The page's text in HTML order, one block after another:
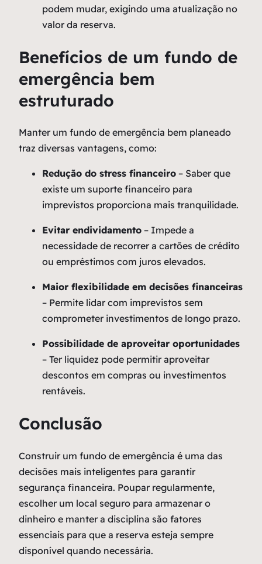
podem mudar, exigindo uma atualização no
valor da reserva.
Benefícios de um fundo de
emergência bem
estruturado
Manter um fundo de emergência bem planeado
traz diversas vantagens, como:
Redução do stress financeiro – Saber que
existe um suporte financeiro para
imprevistos proporciona mais tranquilidade.
Evitar endividamento – Impede a
necessidade de recorrer a cartões de crédito
ou empréstimos com juros elevados.
Maior flexibilidade em decisões financeiras
– Permite lidar com imprevistos sem
comprometer investimentos de longo prazo.
Possibilidade de aproveitar oportunidades
– Ter liquidez pode permitir aproveitar
descontos em compras ou investimentos
rentáveis.
Conclusão
Construir um fundo de emergência é uma das
decisões mais inteligentes para garantir
segurança financeira. Poupar regularmente,
escolher um local seguro para armazenar o
dinheiro e manter a disciplina são fatores
essenciais para que a reserva esteja sempre
disponível quando necessária.